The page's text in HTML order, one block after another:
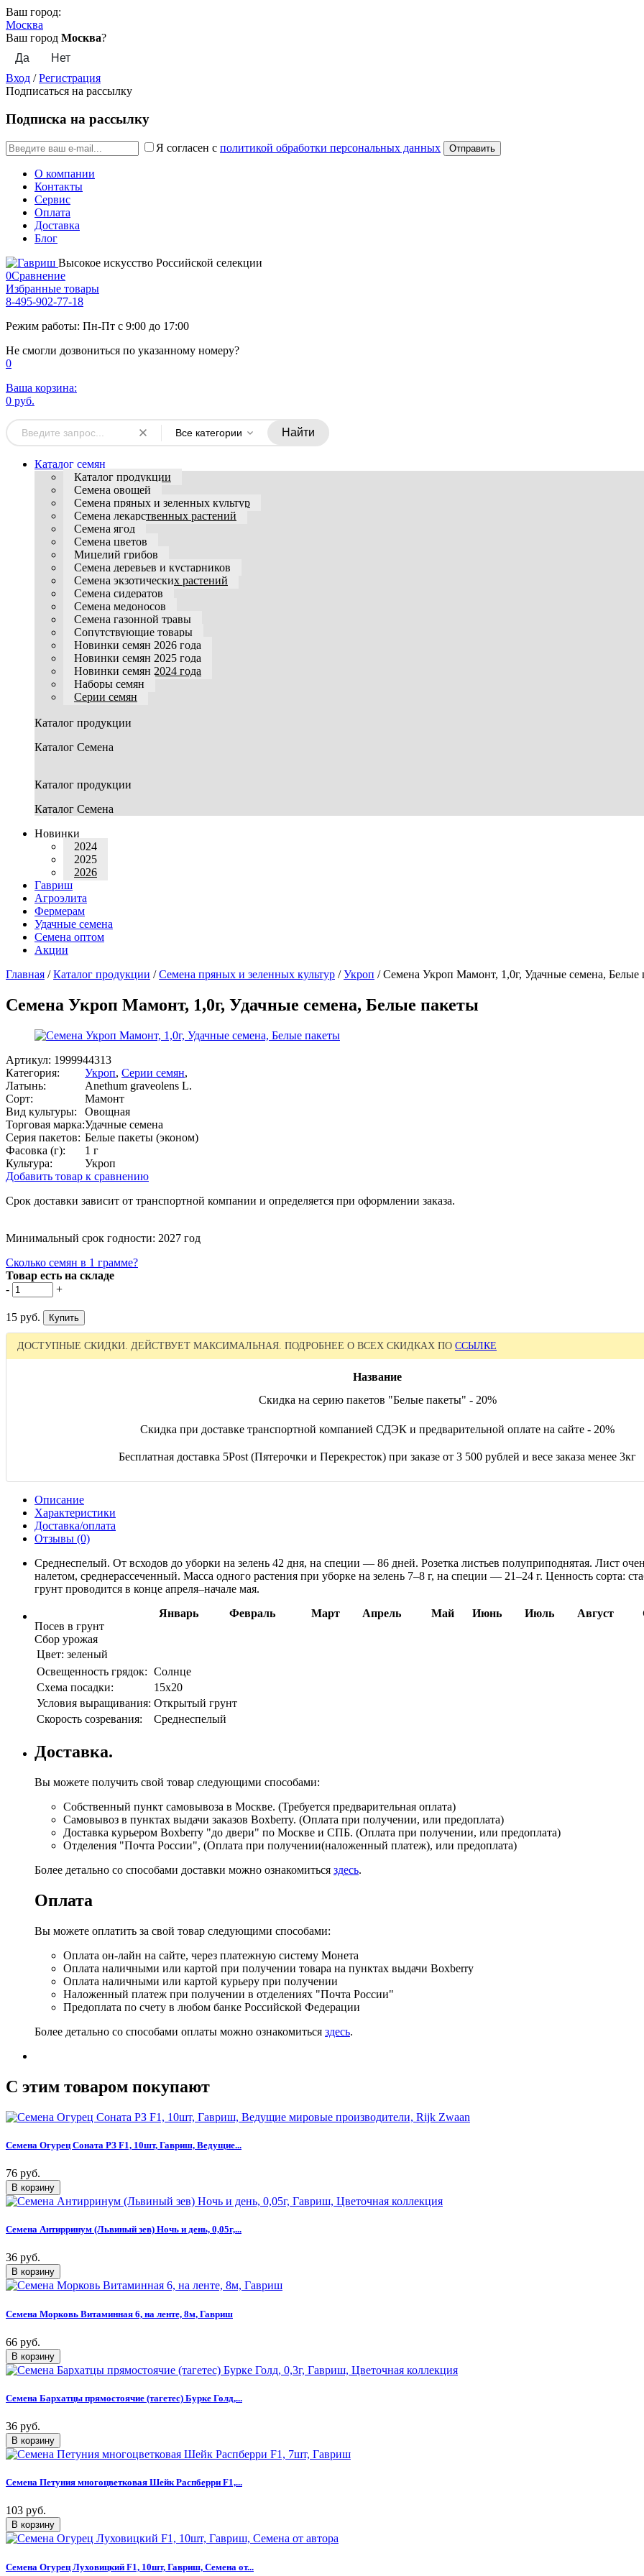
Ваш город:
Москва
Ваш город Москва?
Вход /Регистрация
Подписаться на рассылку
Подписка на рассылку
Я согласен с политикой обработки персональных данных
О компании
Контакты
Сервис
Оплата
Доставка
Блог
Высокое искусство Российской селекции
0Сравнение
Избранные товары
8-495-902-77-18
Режим работы: Пн-Пт с 9:00 до 17:00
Не смогли дозвониться по указанному номеру?
0
Ваша корзина:
0 руб.
Все категории Найти
Каталог семян
Каталог продукции
Семена овощей
Семена пряных и зеленных культур
Семена лекарственных растений
Семена ягод
Семена цветов
Мицелий грибов
Семена деревьев и кустарников
Семена экзотических растений
Семена сидератов
Семена медоносов
Семена газонной травы
Сопутствующие товары
Новинки семян 2026 года
Новинки семян 2025 года
Новинки семян 2024 года
Наборы семян
Серии семян
Каталог продукции
Каталог Семена
Каталог продукции
Каталог Семена
Новинки
2024
2025
2026
Гавриш
Агроэлита
Фермерам
Удачные семена
Семена оптом
Акции
Главная /Каталог продукции /Семена пряных и зеленных культур /Укроп /Семена Укроп Мамонт, 1,0г, Удачные семена, Белые
Семена Укроп Мамонт, 1,0г, Удачные семена, Белые пакеты
Артикул: 1999944313
Категория:
Укроп, Серии семян,
Латынь:
Anethum graveolens L.
Сорт:
Мамонт
Вид культуры:
Овощная
Торговая марка:Удачные семена
Серия пакетов: Белые пакеты (эконом)
Фасовка (г):
1 г
Культура:
Укроп
Добавить товар к сравнению
Срок доставки зависит от транспортной компании и определяется при оформлении заказа.
Минимальный срок годности: 2027 год
Сколько семян в 1 грамме?
Товар есть на складе
-
+
15 руб.
ДОСТУПНЫЕ СКИДКИ. ДЕЙСТВУЕТ МАКСИМАЛЬНАЯ. ПОДРОБНЕЕ О ВСЕХ СКИДКАХ ПО ССЫЛКЕ
Название
Скидка на серию пакетов "Белые пакеты" - 20%
Скидка при доставке транспортной компанией СДЭК и предварительной оплате на сайте - 20%
Бесплатная доставка 5Post (Пятерочки и Перекресток) при заказе от 3 500 рублей и весе заказа менее 3кг
Описание
Характеристики
Доставка/оплата
Отзывы (0)
Среднеспелый. От всходов до уборки на зелень 42 дня, на специи — 86 дней. Розетка листьев полуприподнятая. Лист
налетом, среднерассеченный. Масса одного растения при уборке на зелень 7–8 г, на специи — 21–24 г. Ценность сорта:
грунт проводится в конце апреля–начале мая.
Январь
Февраль Март Апрель Май Июнь Июль Август
Посев в грунт
Сбор урожая
Цвет: зеленый
Освещенность грядок: Солнце
Схема посадки:
15х20
Условия выращивания: Открытый грунт
Скорость созревания:
Среднеспелый
Доставка.
Вы можете получить свой товар следующими способами:
Собственный пункт самовывоза в Москве. (Требуется предварительная оплата)
Самовывоз в пунктах выдачи заказов Boxberry. (Оплата при получении, или предоплата)
Доставка курьером Boxberry "до двери" по Москве и СПБ. (Оплата при получении, или предоплата)
Отделения "Почта России", (Оплата при получении(наложенный платеж), или предоплата)
Более детально со способами доставки можно ознакомиться здесь.
Оплата
Вы можете оплатить за свой товар следующими способами:
Оплата он-лайн на сайте, через платежную систему Монета
Оплата наличными или картой при получении товара на пунктах выдачи Boxberry
Оплата наличными или картой курьеру при получении
Наложенный платеж при получении в отделениях "Почта России"
Предоплата по счету в любом банке Российской Федерации
Более детально со способами оплаты можно ознакомиться здесь.
C этим товаром покупают
Семена Огурец Соната РЗ F1, 10шт, Гавриш, Ведущие...
76 руб.
Семена Антирринум (Львиный зев) Ночь и день, 0,05г,...
36 руб.
Семена Морковь Витаминная 6, на ленте, 8м, Гавриш
66 руб.
Семена Бархатцы прямостоячие (тагетес) Бурке Голд,...
36 руб.
Семена Петуния многоцветковая Шейк Распберри F1,...
103 руб.
Семена Огурец Луховицкий F1, 10шт, Гавриш, Семена от...